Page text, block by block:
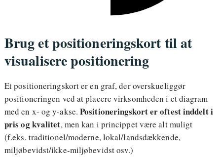
Brug et positioneringskort til at
visualisere positionering
Et positioneringskort er en graf, der overskueliggør
positioneringen ved at placere virksomheden i et diagram
med en x- og y-akse.Positioneringskort er oftest inddelt i
pris og kvalitet, men kan i princippet være alt muligt
(f.eks. traditionel/moderne, lokal/landsdækkende,
miljøbevidst/ikke-miljøbevidst osv.)